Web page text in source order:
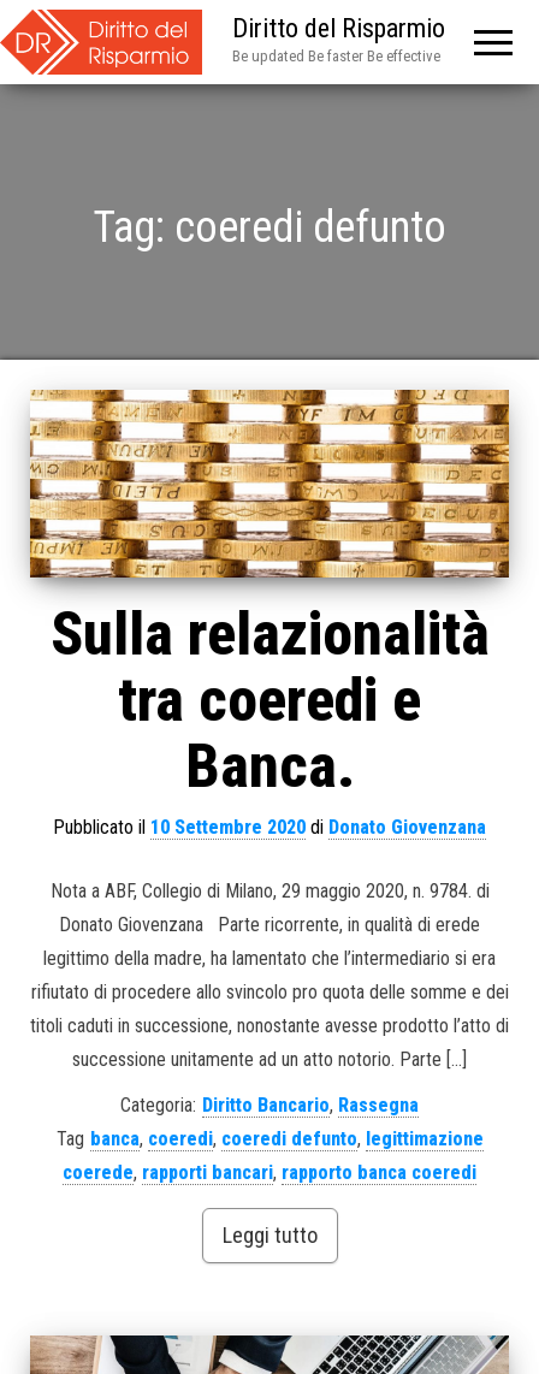
Diritto del Risparmio
Be updated Be faster Be effective
Tag: coeredi defunto
Sulla relazionalità
tra coeredi e
Banca.
Pubblicato il 10 Settembre 2020 di Donato Giovenzana
Nota a ABF, Collegio di Milano, 29 maggio 2020, n. 9784. di
Donato Giovenzana Parte ricorrente, in qualità di erede
legittimo della madre, ha lamentato che l’intermediario si era
rifiutato di procedere allo svincolo pro quota delle somme e dei
titoli caduti in successione, nonostante avesse prodotto l’atto di
successione unitamente ad un atto notorio. Parte […]
Categoria: Diritto Bancario, Rassegna
Tag banca, coeredi, coeredi defunto, legittimazione
coerede, rapporti bancari, rapporto banca coeredi
Leggi tutto